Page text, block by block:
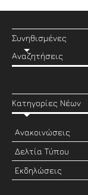
Συνηθισμένες
Αναζητήσεις
Κατηγορίες Νέων
Ανακοινώσεις
Δελτία Τύπου
Εκδηλώσεις